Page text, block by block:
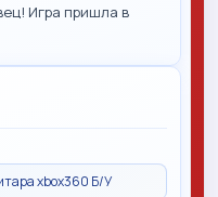
Игра пришла в
xbox360 Б/У